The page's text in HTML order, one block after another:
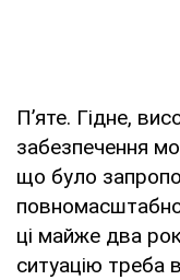
П’яте. Гідне,
забезпечення
що було
ці майже два
ситуацію треба